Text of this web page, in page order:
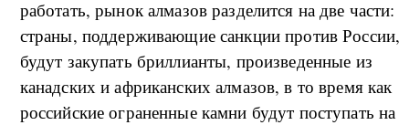
работать, рынок алмазов разделится на две части:
страны, поддерживающие санкции против России,
будут закупать бриллианты, произведенные из
канадских и африканских алмазов, в то время как
российские ограненные камни будут поступать на